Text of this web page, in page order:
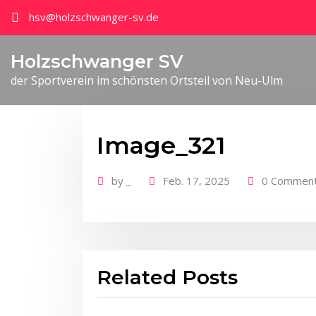
hsv@holzschwanger-sv.de
Holzschwanger SV
der Sportverein im schönsten Ortsteil von Neu-Ulm
Image_321
by Feb. 17, 2025 0
Related Posts